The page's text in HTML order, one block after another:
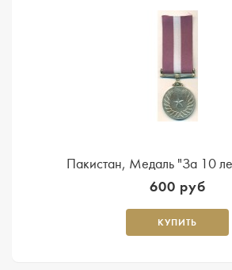
Пакистан, Медаль "За 10
600 руб
КУПИТЬ